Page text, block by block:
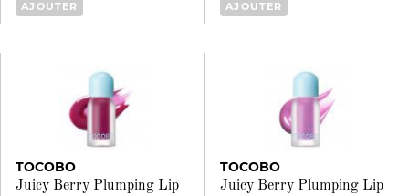
AJOUTER AJOUTER
TOCOBO
Juicy Berry Plumping Lip
TOCOBO
Juicy Berry Plumping Lip